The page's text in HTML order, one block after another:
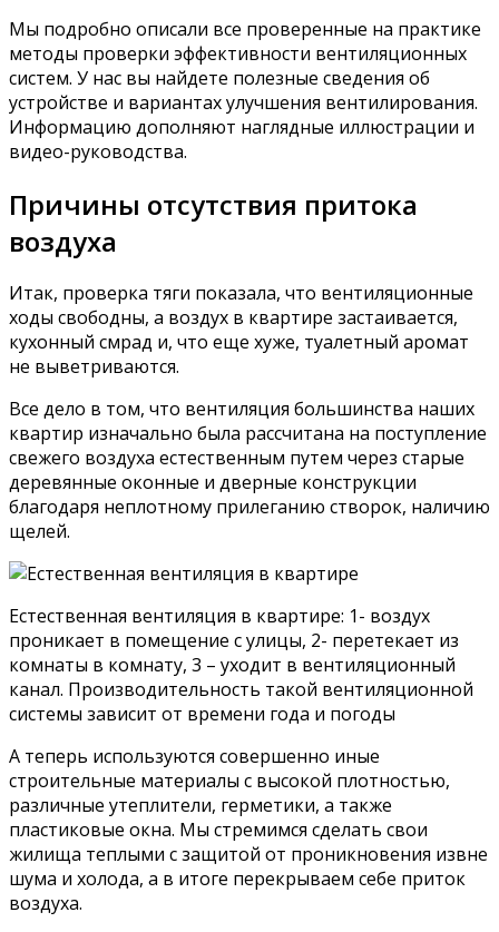
Мы подробно описали все проверенные на практике
методы проверки эффективности вентиляционных
систем. У нас вы найдете полезные сведения об
устройстве и вариантах улучшения вентилирования.
Информацию дополняют наглядные иллюстрации и
видео-руководства.
Причины отсутствия притока
воздуха
Итак, проверка тяги показала, что вентиляционные
ходы свободны, а воздух в квартире застаивается,
кухонный смрад и, что еще хуже, туалетный аромат
не выветриваются.
Все дело в том, что вентиляция большинства наших
квартир изначально была рассчитана на поступление
свежего воздуха естественным путем через старые
деревянные оконные и дверные конструкции
благодаря неплотному прилеганию створок, наличию
щелей.
Естественная вентиляция в квартире: 1- воздух
проникает в помещение с улицы, 2- перетекает из
комнаты в комнату, 3 – уходит в вентиляционный
канал. Производительность такой вентиляционной
системы зависит от времени года и погоды
А теперь используются совершенно иные
строительные материалы с высокой плотностью,
различные утеплители, герметики, а также
пластиковые окна. Мы стремимся сделать свои
жилища теплыми с защитой от проникновения извне
шума и холода, а в итоге перекрываем себе приток
воздуха.